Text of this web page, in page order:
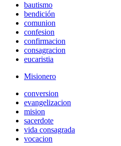
bautismo
bendición
comunion
confesion
confirmacion
consagracion
eucaristia
Misionero
conversion
evangelizacion
mision
sacerdote
vida consagrada
vocacion